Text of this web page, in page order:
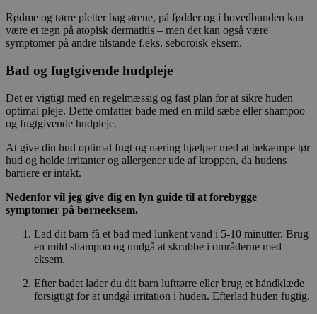
Rødme og tørre pletter bag ørene, på fødder og i hovedbunden kan
være et tegn på atopisk dermatitis – men det kan også være
symptomer på andre tilstande f.eks. seboroisk eksem.
Bad og fugtgivende hudpleje
Det er vigtigt med en regelmæssig og fast plan for at sikre huden
optimal pleje. Dette omfatter bade med en mild sæbe eller shampoo
og fugtgivende hudpleje.
At give din hud optimal fugt og næring hjælper med at bekæmpe tør
hud og holde irritanter og allergener ude af kroppen, da hudens
barriere er intakt.
Nedenfor vil jeg give dig en lyn guide til at forebygge
symptomer på børneeksem.
Lad dit barn få et bad med lunkent vand i 5-10 minutter. Brug
en mild shampoo og undgå at skrubbe i områderne med
eksem.
Efter badet lader du dit barn lufttørre eller brug et håndklæde
forsigtigt for at undgå irritation i huden. Efterlad huden fugtig.